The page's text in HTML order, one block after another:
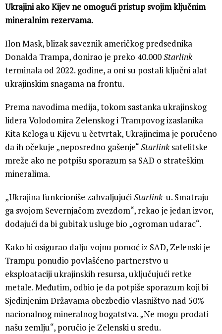
Ukrajini ako Kijev ne omogući pristup svojim ključnim
mineralnim rezervama.
Ilon Mask, blizak saveznik američkog predsednika
Donalda Trampa, donirao je preko 40.000Starlink
terminala od 2022. godine, a oni su postali ključni alat
ukrajinskim snagama na frontu.
Prema navodima medija, tokom sastanka ukrajinskog
lidera Volodomira Zelenskog i Trampovog izaslanika
Kita Keloga u Kijevu u četvrtak, Ukrajincima je poručeno
da ih očekuje „neposredno gašenje“Starlink satelitske
mreže ako ne potpišu sporazum sa SAD o strateškim
mineralima.
„Ukrajina funkcioniše zahvaljujućiStarlink-u. Smatraju
ga svojom Severnjačom zvezdom“, rekao je jedan izvor,
dodajući da bi gubitak usluge bio „ogroman udarac“.
Kako bi osigurao dalju vojnu pomoć iz SAD, Zelenski je
Trampu ponudio povlašćeno partnerstvo u
eksploataciji ukrajinskih resursa, uključujući retke
metale. Međutim, odbio je da potpiše sporazum koji bi
Sjedinjenim Državama obezbedio vlasništvo nad 50%
nacionalnog mineralnog bogatstva. „Ne mogu prodati
našu zemlju“, poručio je Zelenski u sredu.